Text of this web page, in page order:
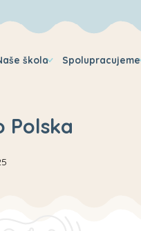
škola Spolupracujeme
Polska